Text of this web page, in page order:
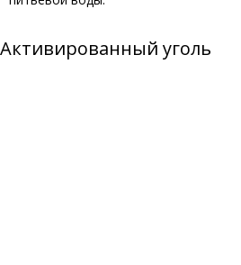
Активированный уголь